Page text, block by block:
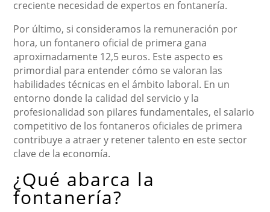
creciente necesidad de expertos en fontanería.
Por último, si consideramos la remuneración por
hora, un fontanero oficial de primera gana
aproximadamente 12,5 euros. Este aspecto es
primordial para entender cómo se valoran las
habilidades técnicas en el ámbito laboral. En un
entorno donde la calidad del servicio y la
profesionalidad son pilares fundamentales, el salario
competitivo de los fontaneros oficiales de primera
contribuye a atraer y retener talento en este sector
clave de la economía.
¿Qué abarca la
fontanería?